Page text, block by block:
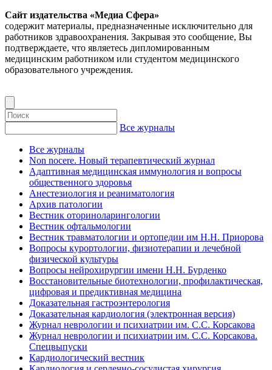
Сайт издательства «Медиа Сфера»
содержит материалы, предназначенные исключительно для
работников здравоохранения. Закрывая это сообщение, Вы
подтверждаете, что являетесь дипломированным
медицинским работником или студентом медицинского
образовательного учреждения.
Все журналы
Все журналы
Non nocere. Новый терапевтический журнал
Адаптивная медицинская иммунология и вопросы
общественного здоровья
Анестезиология и реаниматология
Архив патологии
Вестник оториноларингологии
Вестник офтальмологии
Вестник травматологии и ортопедии им Н.Н. Приорова
Вопросы курортологии, физиотерапии и лечебной
физической культуры
Вопросы нейрохирургии имени Н.Н. Бурденко
Восстановительные биотехнологии, профилактическая,
цифровая и предиктивная медицина
Доказательная гастроэнтерология
Доказательная кардиология (электронная версия)
Журнал неврологии и психиатрии им. С.С. Корсакова
Журнал неврологии и психиатрии им. С.С. Корсакова.
Спецвыпуски
Кардиологический вестник